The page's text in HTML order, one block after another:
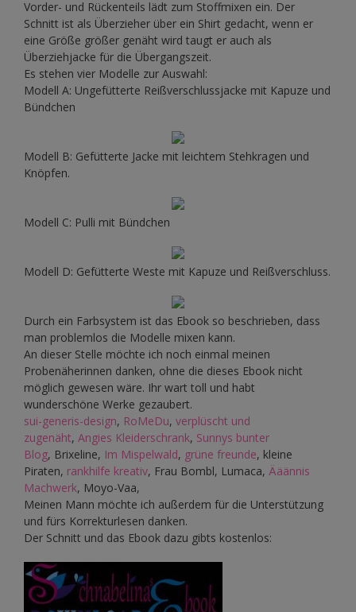
Vorder- und Rückenteils lädt zum Stoffmixen ein. Der
Schnitt ist als Überzieher über ein Shirt gedacht, wenn er
eine Größe größer genäht wird taugt er auch als
Überziehjacke für die Übergangszeit.
Es stehen vier Modelle zur Auswahl:
Modell A: Ungefütterte Reißverschlussjacke mit Kapuze und
Bündchen
Modell B: Gefütterte Jacke mit leichtem Stehkragen und
Knöpfen.
Modell C: Pulli mit Bündchen
Modell D: Gefütterte Weste mit Kapuze und Reißverschluss.
Durch ein Farbsystem ist das Ebook so beschrieben, dass
man problemlos die Modelle mixen kann.
An dieser Stelle möchte ich noch einmal meinen
Probenäherinnen danken, ohne die dieses Ebook nicht
möglich gewesen wäre. Ihr wart toll und habt
wunderschöne Werke gezaubert.
sui-generis-design, RoMeDu, verplüscht und
zugenäht, Angies Kleiderschrank, Sunnys bunter
Blog, Brixeline, Im Mispelwald, grüne freunde, kleine
Piraten, rankhilfe kreativ, Frau Bombl, Lumaca, Ääännis
Machwerk, Moyo-Vaa,
Meinen Mann möchte ich außerdem für die Unterstützung
und fürs Korrekturlesen danken.
Der Schnitt und das Ebook dazu gibts kostenlos: